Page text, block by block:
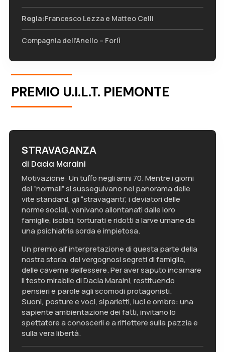
Regia:Francesco Lezza e Matteo Celli
Compagnia dell’Anello – Forlì
PREMIO U.I.L.T. PIEMONTE
STRAVAGANZA
di Dacia Maraini
Motivazione: Un tuffo negli anni 70. Mentre i giorni
dei “normali” si susseguivano nel panorama delle
vite standard, gli “stravaganti”, i deviatori delle
norme sociali, venivano allontanati dalle loro
famiglie, isolati, torturati e ridotti a larve umane da
una psichiatria sorda e impietosa.
Un premio all’ interpretazione di questa parte della
nostra storia, dei vergognosi segreti di famiglia,
delle caverne dell’essere. Per aver saputo incarnare
il testo mirabile di Dacia Maraini, restituendo
pensieri e parole agli scomodi protagonisti.
Suoni, posture e voci, siparietti, luci e ombre: una
sapiente ambientazione dei fatti, invitano lo
spettatore a conoscerli e a riflettere sulla pazzia e
sulla vera libertà.